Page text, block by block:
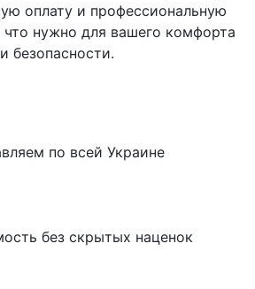
оплату и профессиональную
нужно для вашего комфорта
и безопасности.
по всей Украине
без скрытых наценок